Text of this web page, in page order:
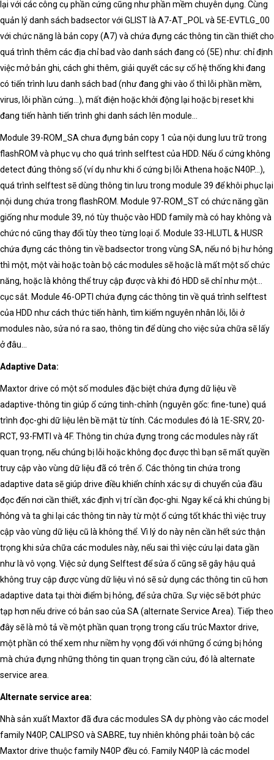
lại với các công cụ phần cứng cũng như phần mềm chuyên dụng. Cùng
quản lý danh sách badsector với GLIST là A7-AT_POL và 5E-EVTLG_00
với chức năng là bản copy (A7) và chứa đựng các thông tin cần thiết cho
quá trình thêm các địa chỉ bad vào danh sách đang có (5E) như: chỉ định
việc mở bản ghi, cách ghi thêm, giải quyết các sự cố hệ thống khi đang
có tiến trình lưu danh sách bad (như đang ghi vào ổ thì lỗi phần mềm,
virus, lỗi phần cứng…), mất điện hoặc khởi động lại hoặc bị reset khi
đang tiến hành tiến trình ghi danh sách lên module…
Module 39-ROM_SA chưa đựng bản copy 1 của nội dung lưu trữ trong
flashROM và phục vụ cho quá trình selftest của HDD. Nếu ổ cứng không
detect đúng thông số (ví dụ như khi ổ cứng bị lỗi Athena hoặc N40P…),
quá trình selftest sẽ dùng thông tin lưu trong module 39 để khôi phục lại
nội dung chứa trong flashROM. Module 97-ROM_ST có chức năng gần
giống như module 39, nó tùy thuộc vào HDD family mà có hay không và
chức nó cũng thay đổi tùy theo từng loại ổ. Module 33-HLUTL & HUSR
chứa đựng các thông tin về badsector trong vùng SA, nếu nó bị hư hỏng
thì một, một vài hoặc toàn bộ các modules sẽ hoặc là mất một số chức
năng, hoặc là không thể truy cập được và khi đó HDD sẽ chỉ như một…
cục sắt. Module 46-OPTI chứa đựng các thông tin về quá trình selftest
của HDD như cách thức tiến hành, tìm kiếm nguyên nhân lỗi, lỗi ở
modules nào, sửa nó ra sao, thông tin để dùng cho việc sửa chữa sẽ lấy
ở đâu…
Adaptive Data:
Maxtor drive có một số modules đặc biệt chứa đựng dữ liệu về
adaptive-thông tin giúp ổ cứng tinh-chỉnh (nguyên gốc: fine-tune) quá
trình đọc-ghi dữ liệu lên bề mặt từ tính. Các modules đó là 1E-SRV, 20-
RCT, 93-FMTI và 4F. Thông tin chứa đựng trong các modules này rất
quan trọng, nếu chúng bị lỗi hoặc không đọc được thì bạn sẽ mất quyền
truy cập vào vùng dữ liệu đã có trên ổ. Các thông tin chứa trong
adaptive data sẽ giúp drive điều khiển chính xác sự di chuyển của đầu
đọc đến nơi cần thiết, xác định vị trí cần đọc-ghi. Ngay kể cả khi chúng bị
hỏng và ta ghi lại các thông tin này từ một ổ cứng tốt khác thì việc truy
cập vào vùng dữ liệu cũ là không thể. Vì lý do này nên cần hết sức thận
trọng khi sửa chữa các modules này, nếu sai thì việc cứu lại data gần
như là vô vọng. Việc sử dụng Selftest để sửa ổ cũng sẽ gây hậu quả
không truy cập được vùng dữ liệu vì nó sẽ sử dụng các thông tin cũ hơn
adaptive data tại thời điểm bị hỏng, để sửa chữa. Sự việc sẽ bớt phức
tạp hơn nếu drive có bản sao của SA (alternate Service Area). Tiếp theo
đây sẽ là mô tả về một phần quan trọng trong cấu trúc Maxtor drive,
một phần có thể xem như niềm hy vọng đối với những ổ cứng bị hỏng
mà chứa đựng những thông tin quan trọng cần cứu, đó là alternate
service area.
Alternate service area:
Nhà sản xuất Maxtor đã đưa các modules SA dự phòng vào các model
family N40P, CALIPSO và SABRE, tuy nhiên không phải toàn bộ các
Maxtor drive thuộc family N40P đều có. Family N40P là các model